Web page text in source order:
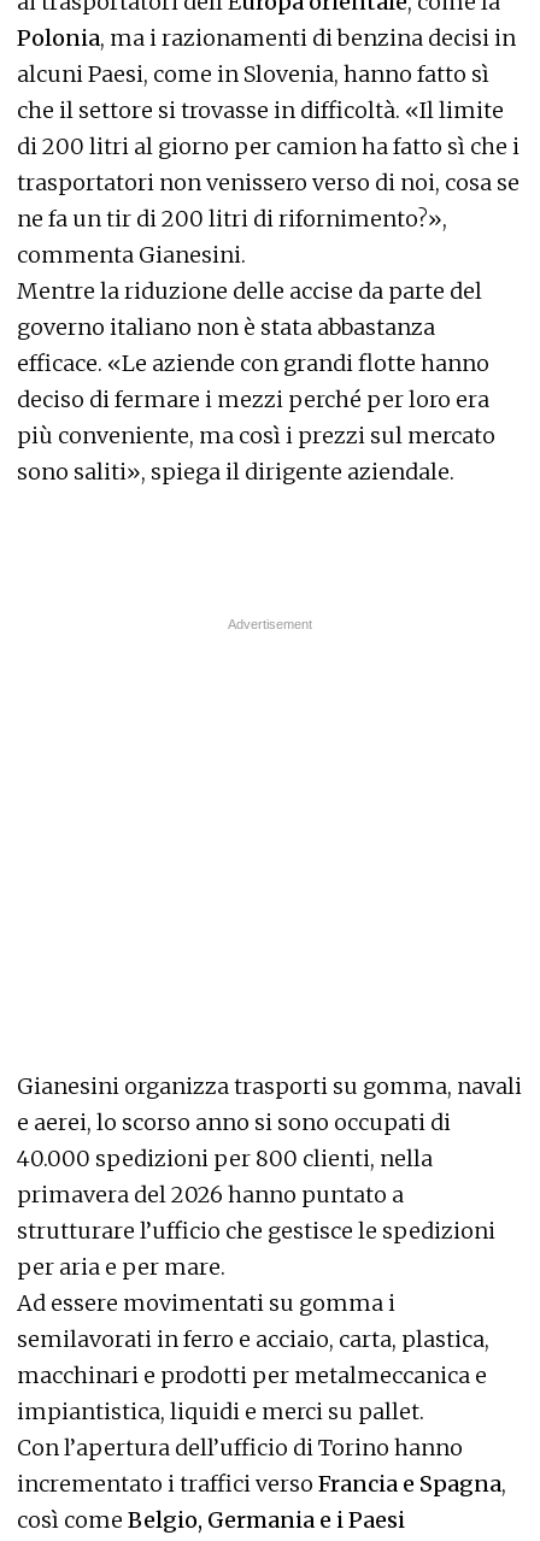
Polonia, ma i razionamenti di benzina decisi in
alcuni Paesi, come in Slovenia, hanno fatto sì
che il settore si trovasse in difficoltà. «Il limite
di 200 litri al giorno per camion ha fatto sì che i
trasportatori non venissero verso di noi, cosa se
ne fa un tir di 200 litri di rifornimento?»,
commenta Gianesini.
Mentre la riduzione delle accise da parte del
governo italiano non è stata abbastanza
efficace. «Le aziende con grandi flotte hanno
deciso di fermare i mezzi perché per loro era
più conveniente, ma così i prezzi sul mercato
sono saliti», spiega il dirigente aziendale.
Gianesini organizza trasporti su gomma, navali
e aerei, lo scorso anno si sono occupati di
40.000 spedizioni per 800 clienti, nella
primavera del 2026 hanno puntato a
strutturare l’ufficio che gestisce le spedizioni
per aria e per mare.
Ad essere movimentati su gomma i
semilavorati in ferro e acciaio, carta, plastica,
macchinari e prodotti per metalmeccanica e
impiantistica, liquidi e merci su pallet.
Con l’apertura dell’ufficio di Torino hanno
incrementato i traffici verso Francia e Spagna,
così come Belgio, Germania e i Paesi